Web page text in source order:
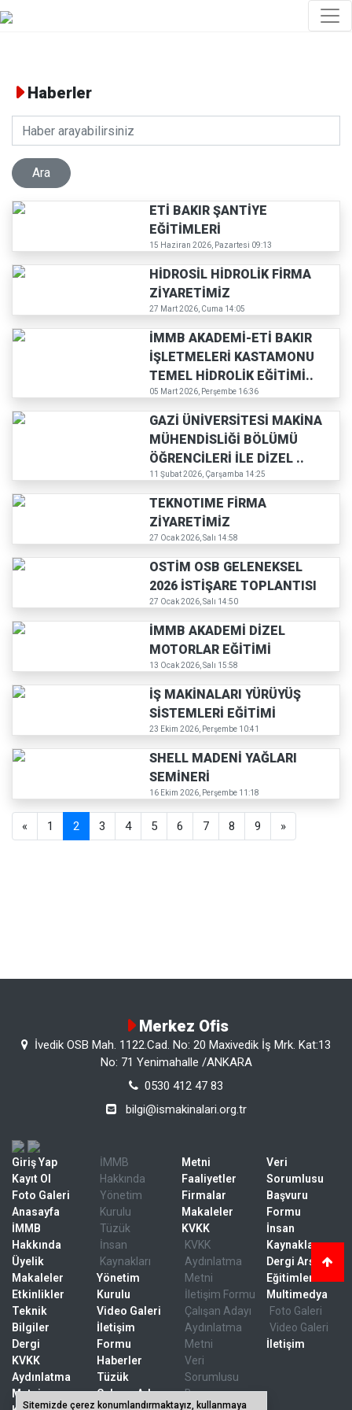
Haberler
ETİ BAKIR ŞANTİYE
EĞİTİMLERİ
15 Haziran 2026, Pazartesi 09:13
HİDROSİL HİDROLİK FİRMA
ZİYARETİMİZ
27 Mart 2026, Cuma 14:05
İMMB AKADEMİ-ETİ BAKIR
İŞLETMELERİ KASTAMONU
TEMEL HİDROLİK EĞİTİMİ..
05 Mart 2026, Perşembe 16:36
GAZİ ÜNİVERSİTESİ MAKİNA
MÜHENDİSLİĞİ BÖLÜMÜ
ÖĞRENCİLERİ İLE DİZEL ..
11 Şubat 2026, Çarşamba 14:25
TEKNOTIME FİRMA
ZİYARETİMİZ
27 Ocak 2026, Salı 14:58
OSTİM OSB GELENEKSEL
2026 İSTİŞARE TOPLANTISI
27 Ocak 2026, Salı 14:50
İMMB AKADEMİ DİZEL
MOTORLAR EĞİTİMİ
13 Ocak 2026, Salı 15:58
İŞ MAKİNALARI YÜRÜYÜŞ
SİSTEMLERİ EĞİTİMİ
23 Ekim 2026, Perşembe 10:41
SHELL MADENİ YAĞLARI
SEMİNERİ
16 Ekim 2026, Perşembe 11:18
« 1 2 3 4 5 6 7 8 9 »
Merkez Ofis
İvedik OSB Mah. 1122.Cad. No: 20 Maxivedik İş Mrk. Kat:13
No: 71 Yenimahalle /ANKARA
0530 412 47 83
bilgi@ismakinalari.org.tr
Giriş Yap
Kayıt Ol
Foto Galeri
Anasayfa
İMMB
Hakkında
Üyelik
Makaleler
Etkinlikler
Teknik
Bilgiler
Dergi
KVKK
Aydınlatma
Metni
İMMB
Hakkında
Yönetim
Kurulu
Tüzük
İnsan
Kaynakları
Yönetim
Kurulu
Video Galeri
İletişim
Formu
Haberler
Tüzük
Çalışan Adayı
Metni
Faaliyetler
Firmalar
Makaleler
KVKK
KVKK
Aydınlatma
Metni
İletişim Formu
Çalışan Adayı
Aydınlatma
Metni
Veri
Sorumlusu
Başvuru
Veri
Sorumlusu
Başvuru
Formu
İnsan
Kaynakları
Dergi Arşivi
Eğitimler
Multimedya
Foto Galeri
Video Galeri
İletişim
Sitemizde çerez konumlandırmaktayız, kullanmaya